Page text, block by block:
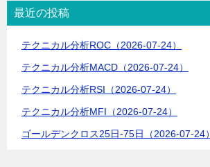
シ
ョ
最近の投稿
テクニカル分析ROC（2026-07-24）
テクニカル分析MACD（2026-07-24）
テクニカル分析RSI（2026-07-24）
テクニカル分析MFI（2026-07-24）
ゴールデンクロス25日-75日（2026-07-24）